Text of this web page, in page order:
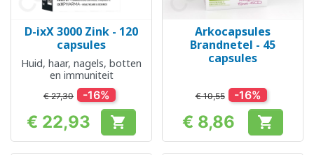
D-ixX 3000 Zink - 120
capsules
Huid, haar, nagels, botten
en immuniteit
€ 27,30 -16%
Prijs
€ 22,93 
Arkocapsules
Brandnetel - 45
capsules
€ 10,55 -16%
Prijs
€ 8,86 